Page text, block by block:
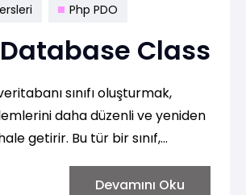
Php PDO
Class
sınıfı oluşturmak,
daha düzenli ve yeniden
getirir. Bu tür bir sınıf,
silme ve sorgulama işlemlerini
Devamını Oku